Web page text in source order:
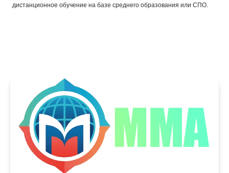
дистанционное обучение на базе среднего образования или СПО.